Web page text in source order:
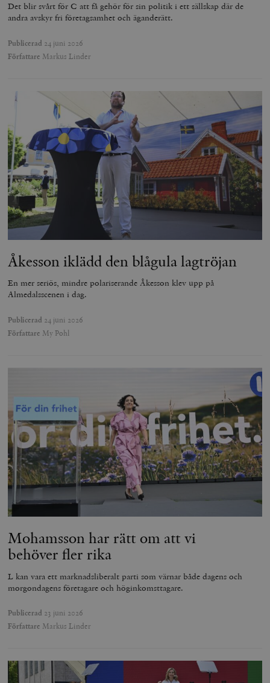
Det blir svårt för C att få gehör för sin politik i ett sällskap där de
andra avskyr fri företagsamhet och äganderätt.
Publicerad 24 juni 2026
Författare Markus Linder
Åkesson iklädd den blågula lagtröjan
En mer seriös, mindre polariserande Åkesson klev upp på
Almedalsscenen i dag.
Publicerad 24 juni 2026
Författare My Pohl
Mohamsson har rätt om att vi
behöver fler rika
L kan vara ett marknadsliberalt parti som värnar både dagens och
morgondagens företagare och höginkomsttagare.
Publicerad 23 juni 2026
Författare Markus Linder